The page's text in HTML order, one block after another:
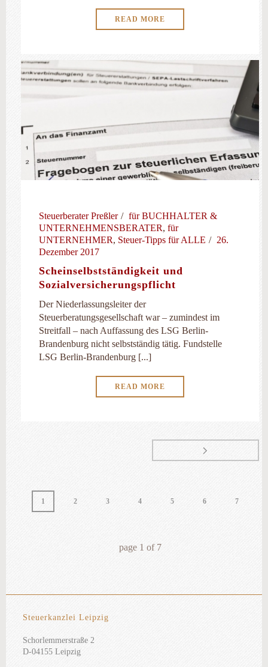
READ MORE
Steuerberater Preßler
für BUCHHALTER &
UNTERNEHMENSBERATER, für
UNTERNEHMER, Steuer-Tipps für ALLE
26.
Dezember 2017
Scheinselbstständigkeit und
Sozialversicherungspflicht
Der Niederlassungsleiter der
Steuerberatungsgesellschaft war – zumindest im
Streitfall – nach Auffassung des LSG Berlin-
Brandenburg nicht selbstständig tätig. Fundstelle
LSG Berlin-Brandenburg [...]
READ MORE
1 2 3 4 5 6 7
page 1 of 7
Steuerkanzlei Leipzig
Schorlemmerstraße 2
D-04155 Leipzig